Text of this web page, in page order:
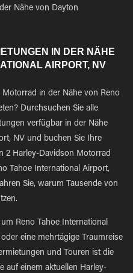
Nähe von Dayton
IN DER NÄHE
AIRPORT, NV
in der Nähe von Reno
Durchsuchen Sie alle
verfügbar in der Nähe
NV und buchen Sie Ihre
2 Harley-Davidson Motorrad
Tahoe International Airport,
Sie, warum Tausende von
Reno Tahoe International
eine mehrtägige Traumreise
und Touren ist die
auf einem aktuellen Harley-